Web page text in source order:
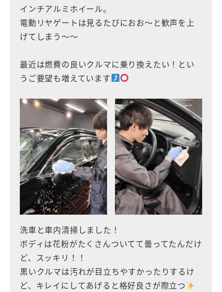
インチアルミホイール。
電動リヤゲートは見るたびにおお〜と歓声を上
げてしまう〜〜
最近は燃費の良いクルマに乗り換えたい！とい
うご要望も増えています
洗車と車内清掃しました！
ボディは花粉がたくさんついてて曇ってたんだけ
ど、スッキリ！！
黒いクルマは汚れが目立ちやすかったりするけ
ど、キレイにしてあげると格好良さが際立つ